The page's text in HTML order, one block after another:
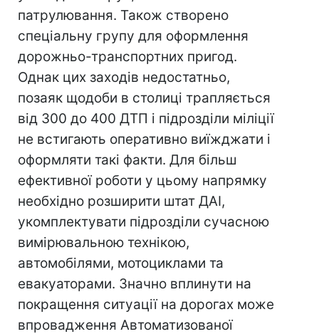
патрулювання. Також створено
спеціальну групу для оформлення
дорожньо-транспортних пригод.
Однак цих заходів недостатньо,
позаяк щодоби в столиці трапляється
від 300 до 400 ДТП і підрозділи міліції
не встигають оперативно виїжджати і
оформляти такі факти. Для більш
ефективної роботи у цьому напрямку
необхідно розширити штат ДАІ,
укомплектувати підрозділи сучасною
вимірювальною технікою,
автомобілями, мотоциклами та
евакуаторами. Значно вплинути на
покращення ситуації на дорогах може
впровадження Автоматизованої